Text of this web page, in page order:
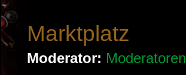
Marktplatz
Moderator: Moderatoren